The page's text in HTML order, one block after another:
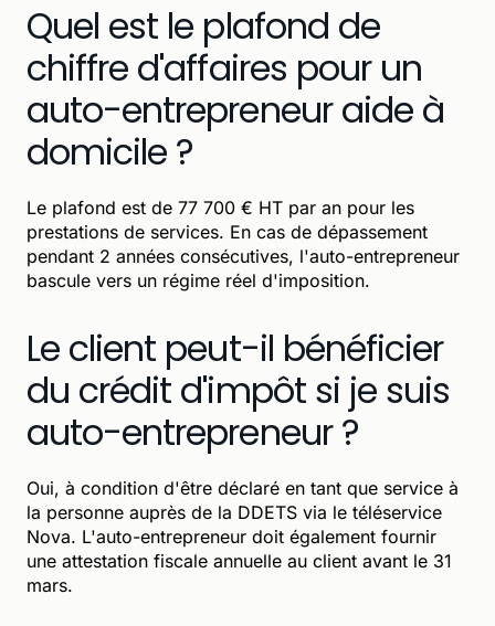
Quel est le plafond de
chiffre d'affaires pour un
auto-entrepreneur aide à
domicile ?
Le plafond est de 77 700 € HT par an pour les
prestations de services. En cas de dépassement
pendant 2 années consécutives, l'auto-entrepreneur
bascule vers un régime réel d'imposition.
Le client peut-il bénéficier
du crédit d'impôt si je suis
auto-entrepreneur ?
Oui, à condition d'être déclaré en tant que service à
la personne auprès de la DDETS via le téléservice
Nova. L'auto-entrepreneur doit également fournir
une attestation fiscale annuelle au client avant le 31
mars.